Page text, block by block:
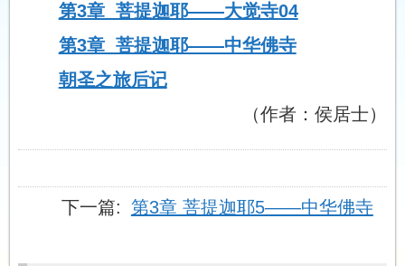
第3章 菩提迦耶——大觉寺04
第3章 菩提迦耶——中华佛寺
朝圣之旅后记
（作者：侯居士）
下一篇: 第3章 菩提迦耶5——中华佛寺